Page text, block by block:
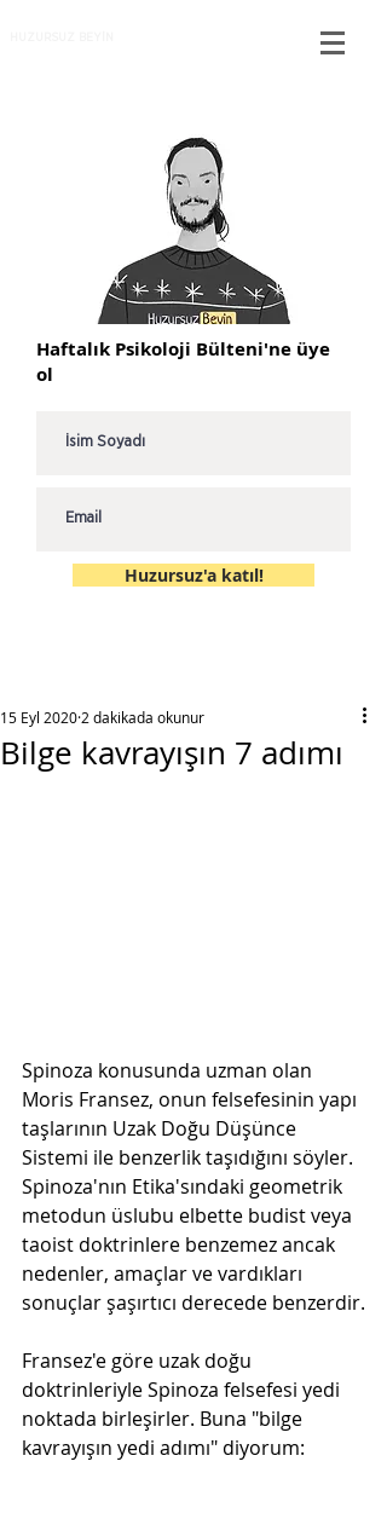
Haftalık Psikoloji Bülteni'ne üye
ol
Huzursuz'a katıl!
Bilge kavrayışın 7 adımı
15 Eyl 2020 2 dakikada okunur
Spinoza konusunda uzman olan
Moris Fransez, onun felsefesinin yapı
taşlarının Uzak Doğu Düşünce
Sistemi ile benzerlik taşıdığını söyler.
Spinoza'nın Etika'sındaki geometrik
metodun üslubu elbette budist veya
taoist doktrinlere benzemez ancak
nedenler, amaçlar ve vardıkları
sonuçlar şaşırtıcı derecede benzerdir.
Fransez'e göre uzak doğu
doktrinleriyle Spinoza felsefesi yedi
noktada birleşirler. Buna "bilge
kavrayışın yedi adımı" diyorum: